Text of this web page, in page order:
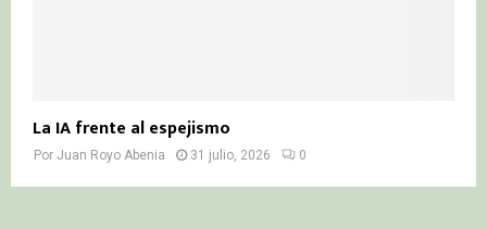
La IA frente al espejismo
Por Juan Royo Abenia 31 julio, 2026 0